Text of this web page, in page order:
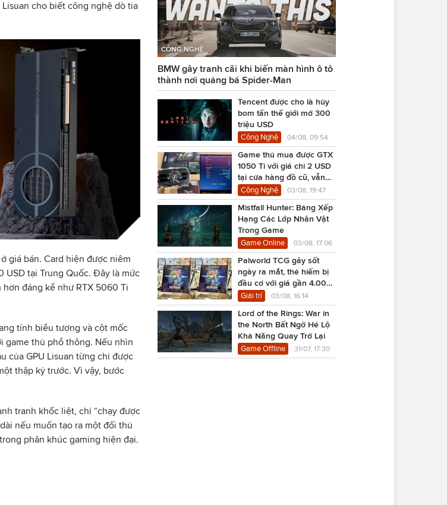
cho biết công nghệ dò tia
giá bán. Card hiện được niêm
tại Trung Quốc. Đây là mức
đáng kể như RTX 5060 Ti
tính biểu tượng và cột mốc
game thủ phổ thông. Nếu nhìn
của GPU Lisuan từng chỉ được
thập kỷ trước. Vì vậy, bước
tranh khốc liệt, chỉ “chạy được
nếu muốn tạo ra một đối thủ
phân khúc gaming hiện đại.
CÔNG NGHỆ
BMW gây tranh cãi khi biến màn hình ô tô
thành nơi quảng bá Spider-Man
Tencent được cho là hủy
bom tấn thế giới mở 300
triệu USD
Công Nghệ 04/08, 09:54
Game thủ mua được GTX
1050 Ti với giá chỉ 2 USD
tại cửa hàng đồ cũ, vẫn
chạy Cyberpunk 2077
Công Nghệ 03/08, 19:47
Mistfall Hunter: Bảng Xếp
Hạng Các Lớp Nhân Vật
Trong Game
Game Online 03/08, 17:06
Palworld TCG gây sốt
ngày ra mắt, thẻ hiếm bị
đầu cơ với giá gần 4.000
USD
Giải trí 03/08, 16:14
Lord of the Rings: War in
the North Bất Ngờ Hé Lộ
Khả Năng Quay Trở Lại
Game Offline 31/07, 17:30